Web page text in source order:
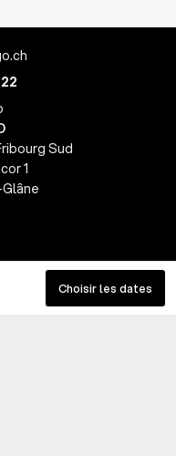
Choisir les dates
Sud
1
réservés -